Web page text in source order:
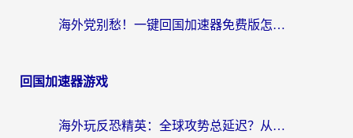
海外党别愁！一键回国加速器免费版怎么选？从踩坑到流畅访问的全攻略
回国加速器游戏
海外玩反恐精英：全球攻势总延迟？从瑞典玩神武4到外国玩黎明觉醒，选对加速器才是关键！